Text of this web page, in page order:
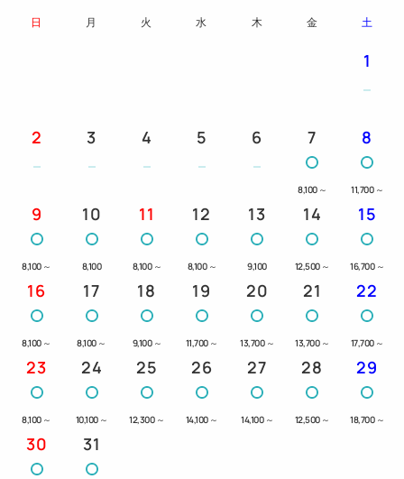
日 月 火 水 木 金 土
1
2 3 4 5 6 7
8,100 ～
8
11,700 ～
9
8,100 ～
10
8,100
11
8,100 ～
12
8,100 ～
13
9,100
14
12,500 ～
15
16,700 ～
16
8,100 ～
17
8,100 ～
18
9,100 ～
19
11,700 ～
20
13,700 ～
21
13,700 ～
22
17,700 ～
23
8,100 ～
24
10,100 ～
25
12,300 ～
26
14,100 ～
27
14,100 ～
28
12,500 ～
29
18,700 ～
30 31